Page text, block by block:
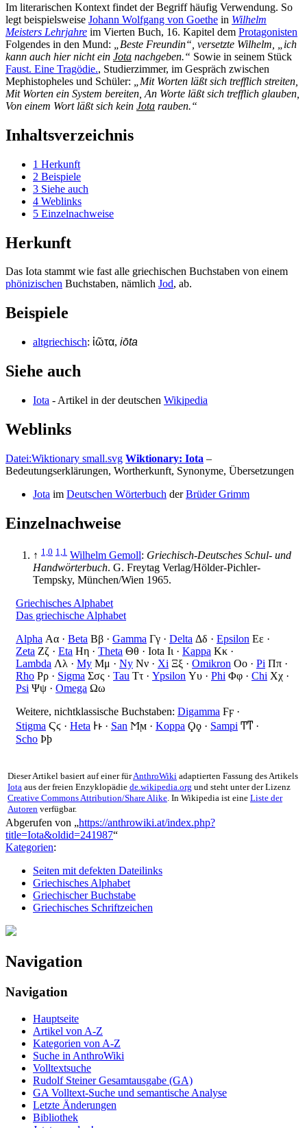
Im literarischen Kontext findet der Begriff häufig Verwendung. So
legt beispielsweise Johann Wolfgang von Goethe in Wilhelm
Meisters Lehrjahre im Vierten Buch, 16. Kapitel dem Protagonisten
Folgendes in den Mund:
„Beste Freundin“, versetzte Wilhelm, „ich
kann auch hier nicht ein Jota nachgeben.“ Sowie in seinem Stück
Faust. Eine Tragödie., Studierzimmer, im Gespräch zwischen
Mephistopheles und Schüler:
„Mit Worten läßt sich trefflich streiten,
Mit Worten ein System bereiten, An Worte läßt sich trefflich glauben,
Von einem Wort läßt sich kein Jota rauben.“
Inhaltsverzeichnis
1 Herkunft
2 Beispiele
3 Siehe auch
4 Weblinks
5 Einzelnachweise
Herkunft
Das Iota stammt wie fast alle griechischen Buchstaben von einem
phönizischen Buchstaben, nämlich Jod, ab.
Beispiele
altgriechisch: ἰῶτα, iōta
Siehe auch
Iota - Artikel in der deutschen Wikipedia
Weblinks
Datei:Wiktionary small.svg Wiktionary: Iota –
Bedeutungserklärungen, Wortherkunft, Synonyme, Übersetzungen
Jota im Deutschen Wörterbuch derBrüder Grimm
Einzelnachweise
↑ 1,0 1,1 Wilhelm Gemoll: Griechisch-Deutsches Schul- und
Handwörterbuch. G. Freytag Verlag/Hölder-Pichler-
Tempsky, München/Wien 1965.
Griechisches Alphabet
Das griechische Alphabet
Alpha Αα · Beta Ββ · Gamma Γγ · Delta Δδ · Epsilon Εε ·
Zeta Ζζ · Eta Ηη · Theta Θθ · Iota Ιι · Kappa Κκ ·
Lambda Λλ · My Μμ · Ny Νν · Xi Ξξ · Omikron Οο · Pi Ππ ·
Rho Ρρ · Sigma Σσς · Tau Ττ · Ypsilon Υυ · Phi Φφ · Chi Χχ ·
Psi Ψψ · Omega Ωω
Weitere, nichtklassische Buchstaben: Digamma Ϝϝ ·
Stigma Ϛϛ · Heta Ͱͱ · San Ϻϻ · Koppa Ϙϙ · Sampi Ͳͳ ·
Scho Ϸϸ
Dieser Artikel basiert auf einer fürAnthroWiki adaptierten Fassung des Artikels
Iota aus der freien Enzyklopädie de.wikipedia.org und steht unter der Lizenz
Creative Commons Attribution/Share Alike. In Wikipedia ist eine Liste der
Autoren verfügbar.
Abgerufen von „https://anthrowiki.at/index.php?
title=Iota&oldid=241987“
Kategorien:
Seiten mit defekten Dateilinks
Griechisches Alphabet
Griechischer Buchstabe
Griechisches Schriftzeichen
Navigation
Navigation
Hauptseite
Artikel von A-Z
Kategorien von A-Z
Suche in AnthroWiki
Volltextsuche
Rudolf Steiner Gesamtausgabe (GA)
GA Volltext-Suche und semantische Analyse
Letzte Änderungen
Bibliothek